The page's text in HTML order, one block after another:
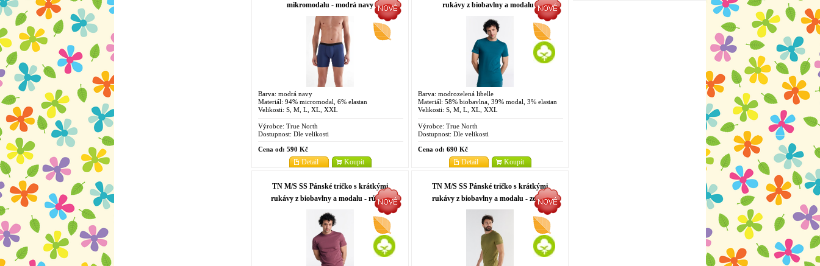
mikromodalu - modrá navy
Barva: modrá navy
Materiál: 94% micromodal, 6% elastan
Velikosti: S, M, L, XL, XXL
Výrobce: True North
Dostupnost: Dle velikosti
Cena od: 590 Kč
Koupit
Detail
rukávy z biobavlny a modalu -
modrozelená libelle
Barva: modrozelená libelle
Materiál: 58% biobavlna, 39% modal, 3% elastan
Velikosti: S, M, L, XL, XXL
Výrobce: True North
Dostupnost: Dle velikosti
Cena od: 690 Kč
Koupit
Detail
TN M/S SS Pánské tričko s krátkými
rukávy z biobavlny a modalu - růžová
nocturne
TN M/S SS Pánské tričko s krátkými
rukávy z biobavlny a modalu - zelená
olivová